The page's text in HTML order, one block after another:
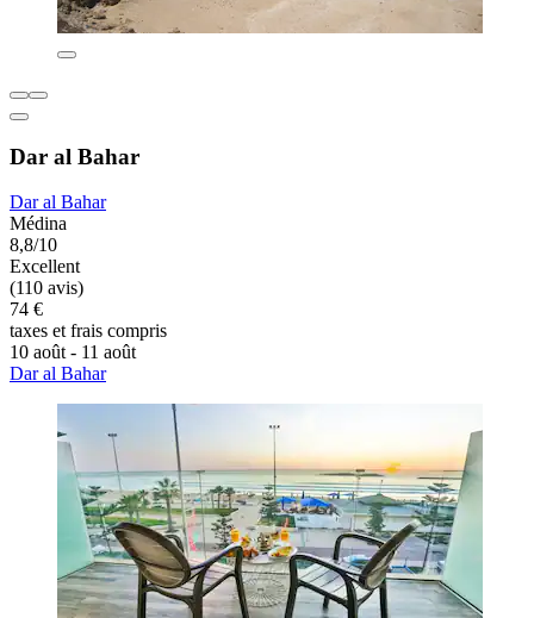
Dar al Bahar
Dar al Bahar
Médina
8,8/10
Excellent
(110 avis)
74 €
taxes et frais compris
10 août - 11 août
Dar al Bahar